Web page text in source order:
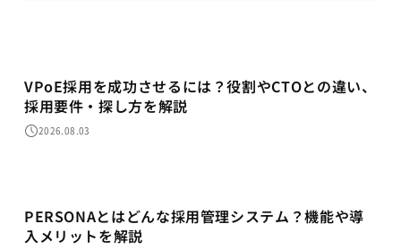
VPoE採用を成功させるには？役割やCTOとの違い、
採用要件・探し方を解説
2026.08.03
PERSONAとはどんな採用管理システム？機能や導
入メリットを解説